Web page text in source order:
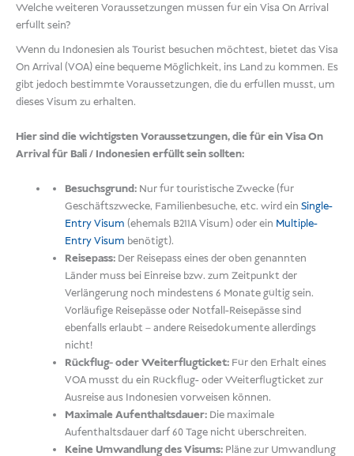
Welche weiteren Voraussetzungen müssen für ein Visa On Arrival
erfüllt sein?
Wenn du Indonesien als Tourist besuchen möchtest, bietet das Visa
On Arrival (VOA) eine bequeme Möglichkeit, ins Land zu kommen. Es
gibt jedoch bestimmte Voraussetzungen, die du erfüllen musst, um
dieses Visum zu erhalten.
Hier sind die wichtigsten Voraussetzungen, die für ein Visa On
Arrival für Bali / Indonesien erfüllt sein sollten:
Besuchsgrund:Nur für touristische Zwecke (für
Geschäftszwecke, Familienbesuche, etc. wird ein Single-
Entry Visum (ehemals B211A Visum) oder ein Multiple-
Entry Visum benötigt).
Reisepass:Der Reisepass eines der oben genannten
Länder muss bei Einreise bzw. zum Zeitpunkt der
Verlängerung noch mindestens 6 Monate gültig sein.
Vorläufige Reisepässe oder Notfall-Reisepässe sind
ebenfalls erlaubt – andere Reisedokumente allerdings
nicht!
Rückflug- oder Weiterflugticket:Für den Erhalt eines
VOA musst du ein Rückflug- oder Weiterflugticket zur
Ausreise aus Indonesien vorweisen können.
Maximale Aufenthaltsdauer:Die maximale
Aufenthaltsdauer darf 60 Tage nicht überschreiten.
Keine Umwandlung des Visums:Pläne zur Umwandlung